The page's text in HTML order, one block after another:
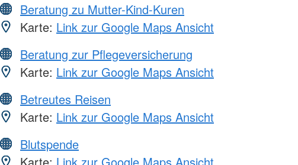
Beratung zu Mutter-Kind-Kuren
Karte: Link zur Google Maps Ansicht
Beratung zur Pflegeversicherung
Karte: Link zur Google Maps Ansicht
Betreutes Reisen
Karte: Link zur Google Maps Ansicht
Blutspende